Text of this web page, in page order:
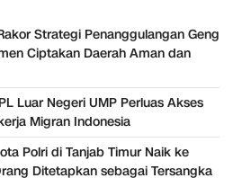
Strategi Penanggulangan Geng
Ciptakan Daerah Aman dan
Luar Negeri UMP Perluas Akses
Migran Indonesia
Polri di Tanjab Timur Naik ke
Ditetapkan sebagai Tersangka